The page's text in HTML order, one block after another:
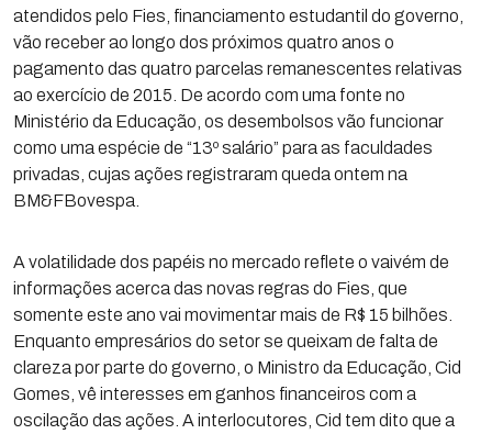
atendidos pelo Fies, financiamento estudantil do governo,
vão receber ao longo dos próximos quatro anos o
pagamento das quatro parcelas remanescentes relativas
ao exercício de 2015. De acordo com uma fonte no
Ministério da Educação, os desembolsos vão funcionar
como uma espécie de “13º salário” para as faculdades
privadas, cujas ações registraram queda ontem na
BM&FBovespa.
A volatilidade dos papéis no mercado reflete o vaivém de
informações acerca das novas regras do Fies, que
somente este ano vai movimentar mais de R$ 15 bilhões.
Enquanto empresários do setor se queixam de falta de
clareza por parte do governo, o Ministro da Educação, Cid
Gomes, vê interesses em ganhos financeiros com a
oscilação das ações. A interlocutores, Cid tem dito que a